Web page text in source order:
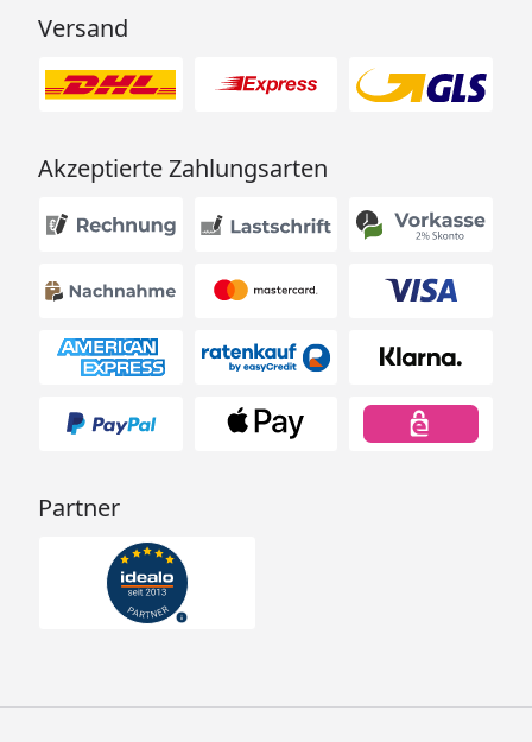
Versand
Akzeptierte Zahlungsarten
Partner